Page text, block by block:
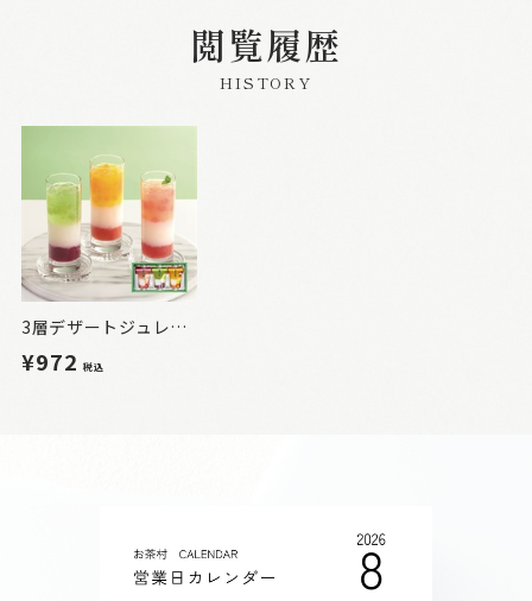
閲覧履歴
HISTORY
3層デザートジュレパフェ 3個入
¥972税込